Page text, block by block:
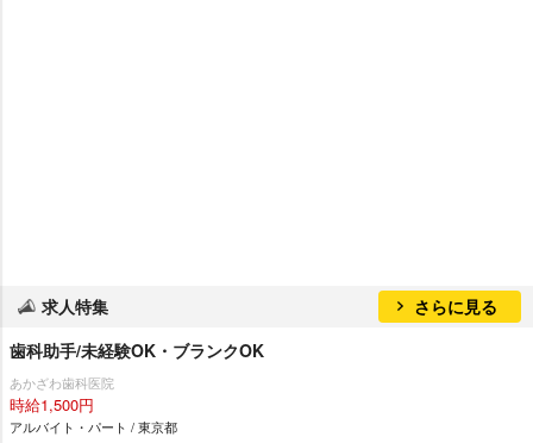
求人特集
さらに見る
歯科助手/未経験OK・ブランクOK
あかざわ歯科医院
時給1,500円
アルバイト・パート / 東京都